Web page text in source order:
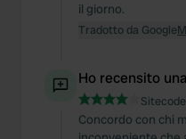
il giorno.
Tradotto da Google
Ho recensito
Concordo con chi